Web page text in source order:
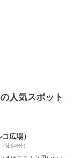
人気スポット
広場）
（徒歩8分）